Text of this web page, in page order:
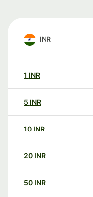
INR
1 INR
5 INR
10 INR
20 INR
50 INR